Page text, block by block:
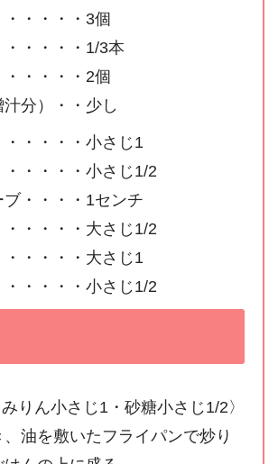
・・・・・3個
・・・・・1/3本
・・・・・2個
汁分）・・少し
・・・・・小さじ1
・・・・・小さじ1/2
ブ・・・・1センチ
・・・・・大さじ1/2
・・・・・大さじ1
・・・・・小さじ1/2
りん小さじ1・砂糖小さじ1/2〉
油を敷いたフライパンで炒り